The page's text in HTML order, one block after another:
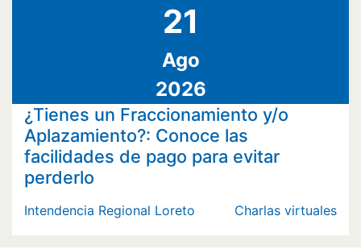
21
Ago
2026
¿Tienes un Fraccionamiento y/o
Aplazamiento?: Conoce las
facilidades de pago para evitar
perderlo
Intendencia Regional Loreto Charlas virtuales